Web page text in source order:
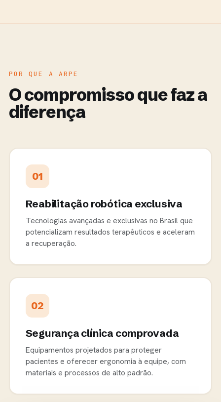
POR QUE A ARPE
O compromisso que faz a
diferença
01
Reabilitação robótica exclusiva
Tecnologias avançadas e exclusivas no Brasil que
potencializam resultados terapêuticos e aceleram
a recuperação.
02
Segurança clínica comprovada
Equipamentos projetados para proteger
pacientes e oferecer ergonomia à equipe, com
materiais e processos de alto padrão.